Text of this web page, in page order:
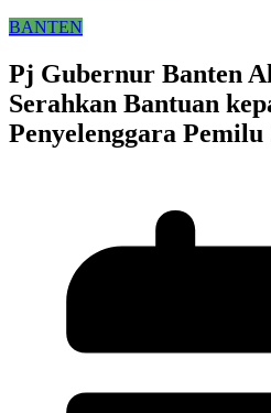
BANTEN
Pj Gubernur Banten
Serahkan Bantuan
Penyelenggara